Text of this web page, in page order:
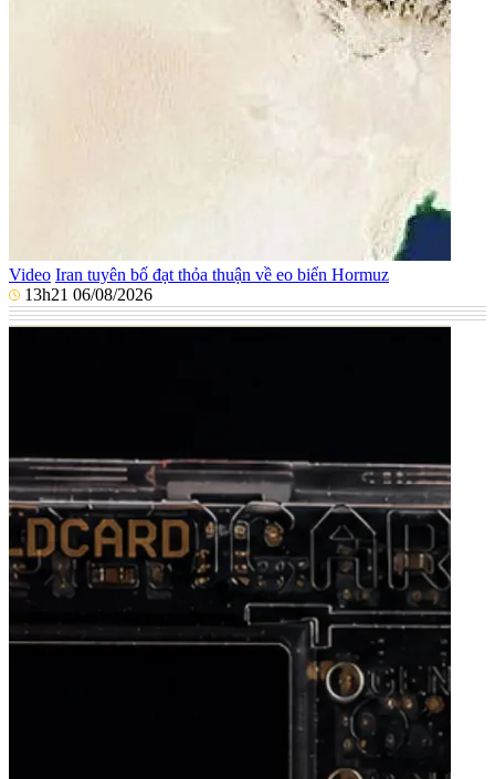
Video Iran tuyên bố đạt thỏa thuận về eo biển Hormuz
13h21 06/08/2026